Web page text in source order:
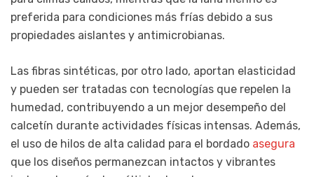
preferida para condiciones más frías debido a sus
propiedades aislantes y antimicrobianas.
Las fibras sintéticas, por otro lado, aportan elasticidad
y pueden ser tratadas con tecnologías que repelen la
humedad, contribuyendo a un mejor desempeño del
calcetín durante actividades físicas intensas. Además,
el uso de hilos de alta calidad para el bordado asegura
que los diseños permanezcan intactos y vibrantes